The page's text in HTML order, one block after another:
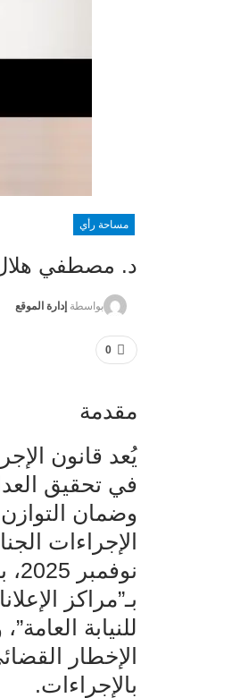
مساحة رأي
د. مصطفي
بواسطة إدارة الموقع
0
مقدمة
يُعد قانون
في تحقيق
وضمان
الإجراءات
بـ”مراكز
للنيابة
الإخطار
بالإجراءات.